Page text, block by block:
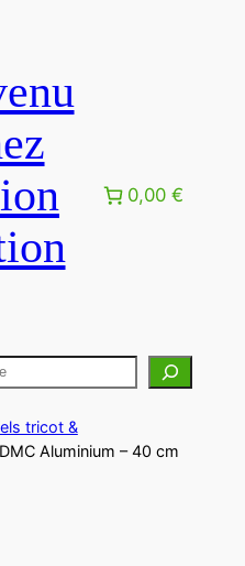
0,00 €
tricot &
Aluminium – 40 cm